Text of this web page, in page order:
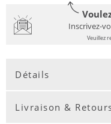
Inscrivez-
Veuillez
Détails
Livraison &